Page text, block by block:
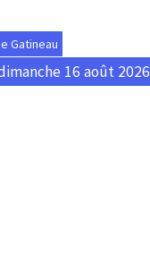
Gatineau
16 août 2026